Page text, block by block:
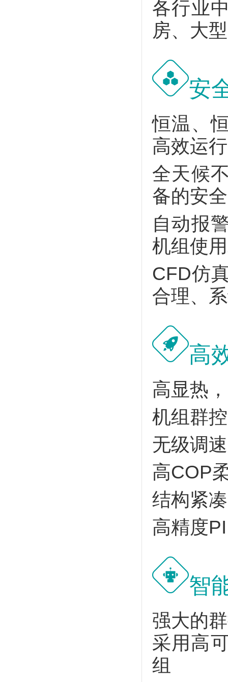
各行业
房、大
安
恒温、
高效运行
全天候
备的安
自动报
机组使
CFD仿
合理、
高
高显热
机组群
无级调
高COP
结构紧
高精度
智
强大的
采用高
组